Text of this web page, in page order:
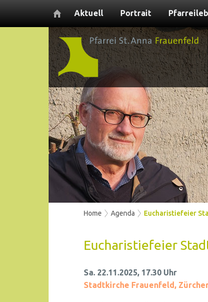
Aktuell Portrait
Home Agenda Eucharistiefeier
Eucharistiefeier
Sa. 22.11.2025, 17.30 Uhr
Stadtkirche Frauenfeld,